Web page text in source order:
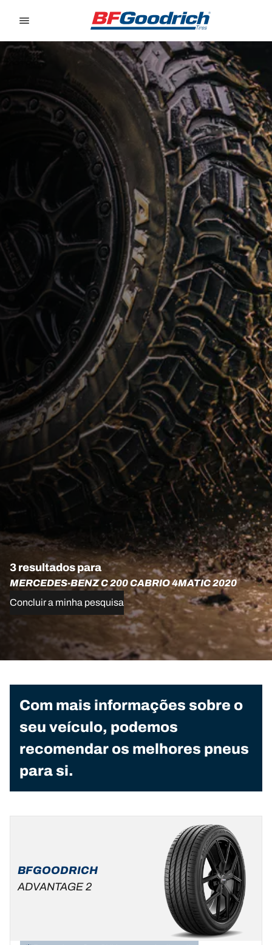
3 resultados para
MERCEDES-BENZ C 200 CABRIO 4MATIC 2020
Concluir a minha pesquisa
Com mais informações sobre o
seu veículo, podemos
recomendar os melhores pneus
para si.
BFGOODRICH
ADVANTAGE 2